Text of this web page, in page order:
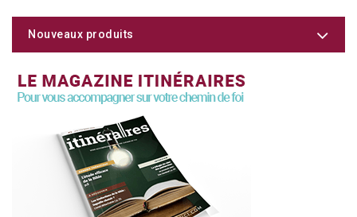
Nouveaux produits